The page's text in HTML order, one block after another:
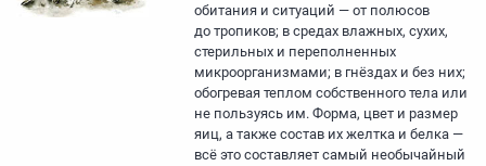
обитания и ситуаций — от полюсов
до тропиков; в средах влажных, сухих,
стерильных и переполненных
микроорганизмами; в гнёздах и без них;
обогревая теплом собственного тела или
не пользуясь им. Форма, цвет и размер
яиц, а также состав их желтка и белка —
всё это составляет самый необычайный